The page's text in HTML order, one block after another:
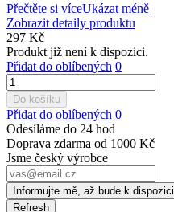
Přečtěte si víceUkázat méně
Zobrazit detaily produktu
297 Kč
Produkt již není k dispozici.
Přidat do oblíbených 0
Do košíku
Přidat do oblíbených 0
Odesíláme do 24 hod
Doprava zdarma od 1000 Kč
Jsme český výrobce
Informujte mě, až bude k dispozici